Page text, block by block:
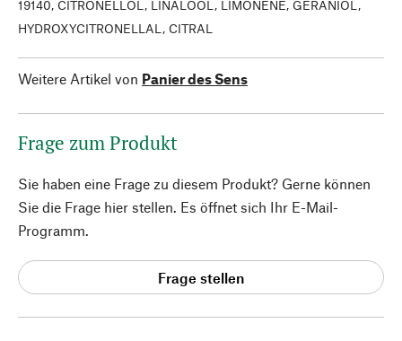
19140, CITRONELLOL, LINALOOL, LIMONENE, GERANIOL,
HYDROXYCITRONELLAL, CITRAL
Weitere Artikel von Panier des Sens
Frage zum Produkt
Sie haben eine Frage zu diesem Produkt? Gerne können
Sie die Frage hier stellen. Es öffnet sich Ihr E-Mail-
Programm.
Frage stellen